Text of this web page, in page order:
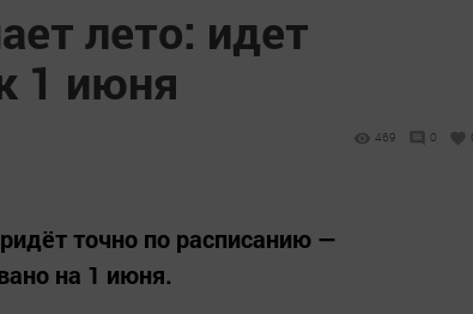
лето: идет
1 июня
469 0
точно по расписанию —
на 1 июня.